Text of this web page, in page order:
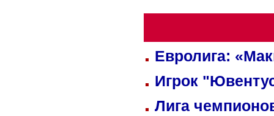
Евролига:
Игрок
Лига